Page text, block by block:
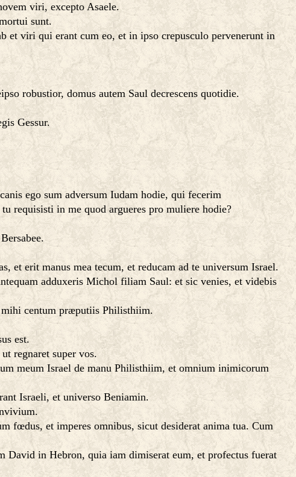
viri, excepto Asaele.
sunt.
et viri qui erant cum eo, et in ipso crepusculo pervenerunt in
robustior, domus autem Saul decrescens quotidie.
Gessur.
ego sum adversum Iudam hodie, qui fecerim
requisisti in me quod argueres pro muliere hodie?
et erit manus mea tecum, et reducam ad te universum Israel.
adduxeris Michol filiam Saul: et sic venies, et videbis
centum præputiis Philisthiim.
est.
regnaret super vos.
meum Israel de manu Philisthiim, et omnium inimicorum
Israeli, et universo Beniamin.
fœdus, et imperes omnibus, sicut desiderat anima tua. Cum
in Hebron, quia iam dimiserat eum, et profectus fuerat